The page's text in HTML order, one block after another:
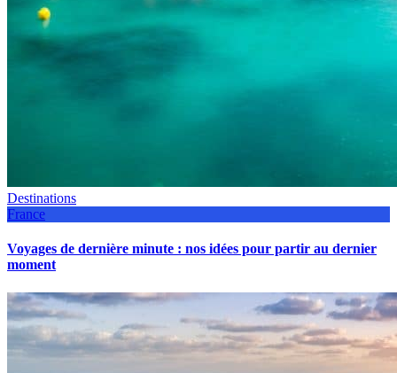
Destinations
France
Voyages de dernière minute : nos idées pour partir au dernier
moment